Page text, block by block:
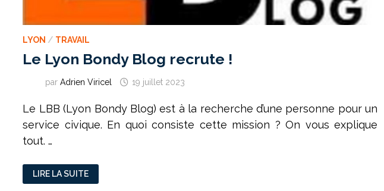
LYON / TRAVAIL
Le Lyon Bondy Blog recrute !
parAdrien Viricel 19 juillet 2023
Le LBB (Lyon Bondy Blog) est à la recherche d’une personne pour un
service civique. En quoi consiste cette mission ? On vous explique
tout. …
LE
LYON
BONDY
LIRE LA SUITE